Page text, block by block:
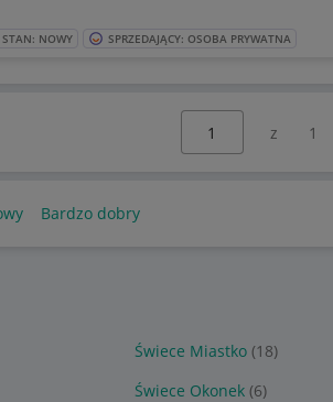
STAN: NOWY SPRZEDAJĄCY: OSOBA PRYWATNA
z 1
Bardzo dobry
Świece Miastko (18)
Świece Okonek (6)